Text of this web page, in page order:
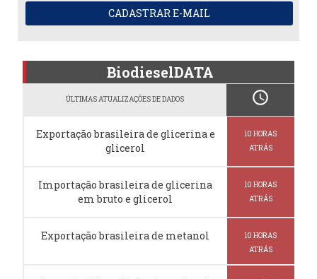
CADASTRAR E-MAIL
BiodieselDATA
ÚLTIMAS ATUALIZAÇÕES DE DADOS schedule
Exportação brasileira de glicerina e
glicerol
10 HORAS
ATRÁS
Importação brasileira de glicerina
em bruto e glicerol
10 HORAS
ATRÁS
Exportação brasileira de metanol
10 HORAS
ATRÁS